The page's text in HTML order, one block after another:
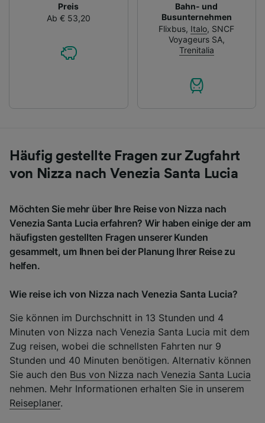
Preis
Ab € 53,20
Bahn- und
Busunternehmen
Flixbus, Italo, SNCF
Voyageurs SA,
Trenitalia
Häufig gestellte Fragen zur Zugfahrt
von Nizza nach Venezia Santa Lucia
Möchten Sie mehr über Ihre Reise von Nizza nach
Venezia Santa Lucia erfahren? Wir haben einige der am
häufigsten gestellten Fragen unserer Kunden
gesammelt, um Ihnen bei der Planung Ihrer Reise zu
helfen.
Wie reise ich von Nizza nach Venezia Santa Lucia?
Sie können im Durchschnitt in 13 Stunden und 4
Minuten von Nizza nach Venezia Santa Lucia mit dem
Zug reisen, wobei die schnellsten Fahrten nur 9
Stunden und 40 Minuten benötigen. Alternativ können
Sie auch den Bus von Nizza nach Venezia Santa Lucia
nehmen. Mehr Informationen erhalten Sie in unserem
Reiseplaner.